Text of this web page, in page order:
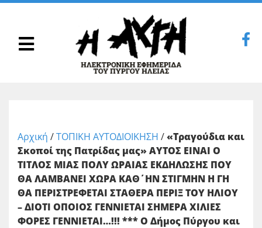
Αρχική /ΤΟΠΙΚΗ ΑΥΤΟΔΙΟΙΚΗΣΗ /«Τραγούδια και
Σκοποί της Πατρίδας μας» ΑΥΤΟΣ ΕΙΝΑΙ Ο
ΤΙΤΛΟΣ ΜΙΑΣ ΠΟΛΥ ΩΡΑΙΑΣ ΕΚΔΗΛΩΣΗΣ ΠΟΥ
ΘΑ ΛΑΜΒΑΝΕΙ ΧΩΡΑ ΚΑΘ΄ΗΝ ΣΤΙΓΜΗΝ Η ΓΗ
ΘΑ ΠΕΡΙΣΤΡΕΦΕΤΑΙ ΣΤΑΘΕΡΑ ΠΕΡΙΞ ΤΟΥ ΗΛΙΟΥ
– ΔΙΟΤΙ ΟΠΟΙΟΣ ΓΕΝΝΙΕΤΑΙ ΣΗΜΕΡΑ ΧΙΛΙΕΣ
ΦΟΡΕΣ ΓΕΝΝΙΕΤΑΙ…!!! *** Ο Δήμος Πύργου και